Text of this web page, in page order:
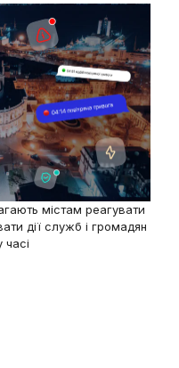
містам реагувати
дії служб і громадян